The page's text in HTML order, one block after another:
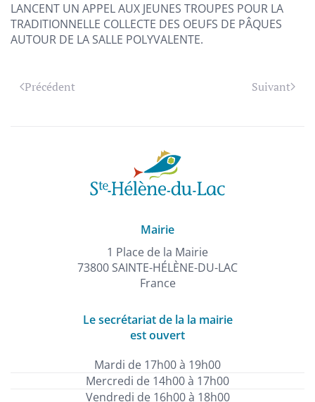
LANCENT UN APPEL AUX JEUNES TROUPES POUR LA
TRADITIONNELLE COLLECTE DES OEUFS DE PÂQUES
AUTOUR DE LA SALLE POLYVALENTE.
Précédent Suivant
Mairie
1 Place de la Mairie
73800 SAINTE-HÉLÈNE-DU-LAC
France
Le secrétariat de la la mairie
est ouvert
Mardi de 17h00 à 19h00
Mercredi de 14h00 à 17h00
Vendredi de 16h00 à 18h00